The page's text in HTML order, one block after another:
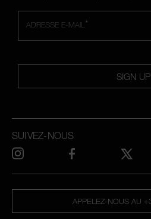
*
ADRESSE E-MAIL
SIGN UP
APPELEZ-NOUS AU
SUIVEZ-NOUS